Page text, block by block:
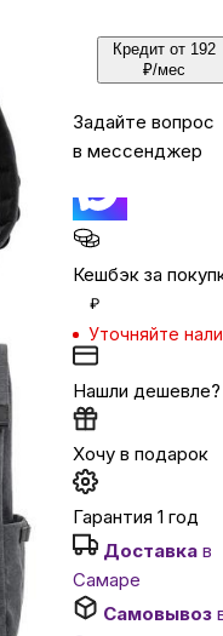
и дачи
LEGO
питомцев
аксессуары
в Самаре
Кредит от 192
₽/мес
Задайте вопрос
в мессенджер
Кешбэк за
₽
Уточняйте
Нашли дешевле?
Хочу в подарок
Гарантия 1 год
Доставка в
Самаре
Самовывоз